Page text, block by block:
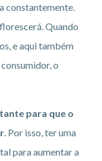
constantemente.
Quando
e aqui também
o
para que o
. Por isso, ter uma
para aumentar a